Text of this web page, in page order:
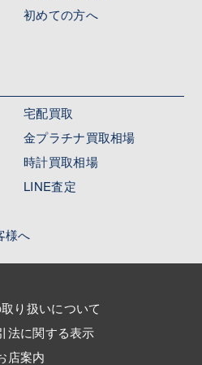
初めての方へ
宅配買取
金プラチナ買取相場
時計買取相場
LINE査定
様へ
り扱いについて
法に関する表示
店案内